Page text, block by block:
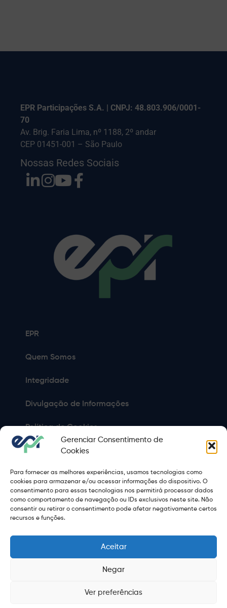
Gerenciar Consentimento de
Cookies
Para fornecer as melhores experiências, usamos tecnologias como
cookies para armazenar e/ou acessar informações do dispositivo. O
consentimento para essas tecnologias nos permitirá processar dados
como comportamento de navegação ou IDs exclusivos neste site. Não
consentir ou retirar o consentimento pode afetar negativamente certos
recursos e funções.
Aceitar
Negar
Ver preferências
EPR Participações S.A. | CNPJ: 48.803.906/0001-
70
Av. Brig. Faria Lima, nº 1188, 2º andar
CEP 01451-001 – São Paulo
Nossas Redes Sociais
EPR
Quem Somos
Integridade
Divulgação de Informações
Copyright 2021 © 2026 Grupo EPR - Todos Os Direitos
Política de Cookies
Política de Privacidade
Sitemap
Termos de Uso